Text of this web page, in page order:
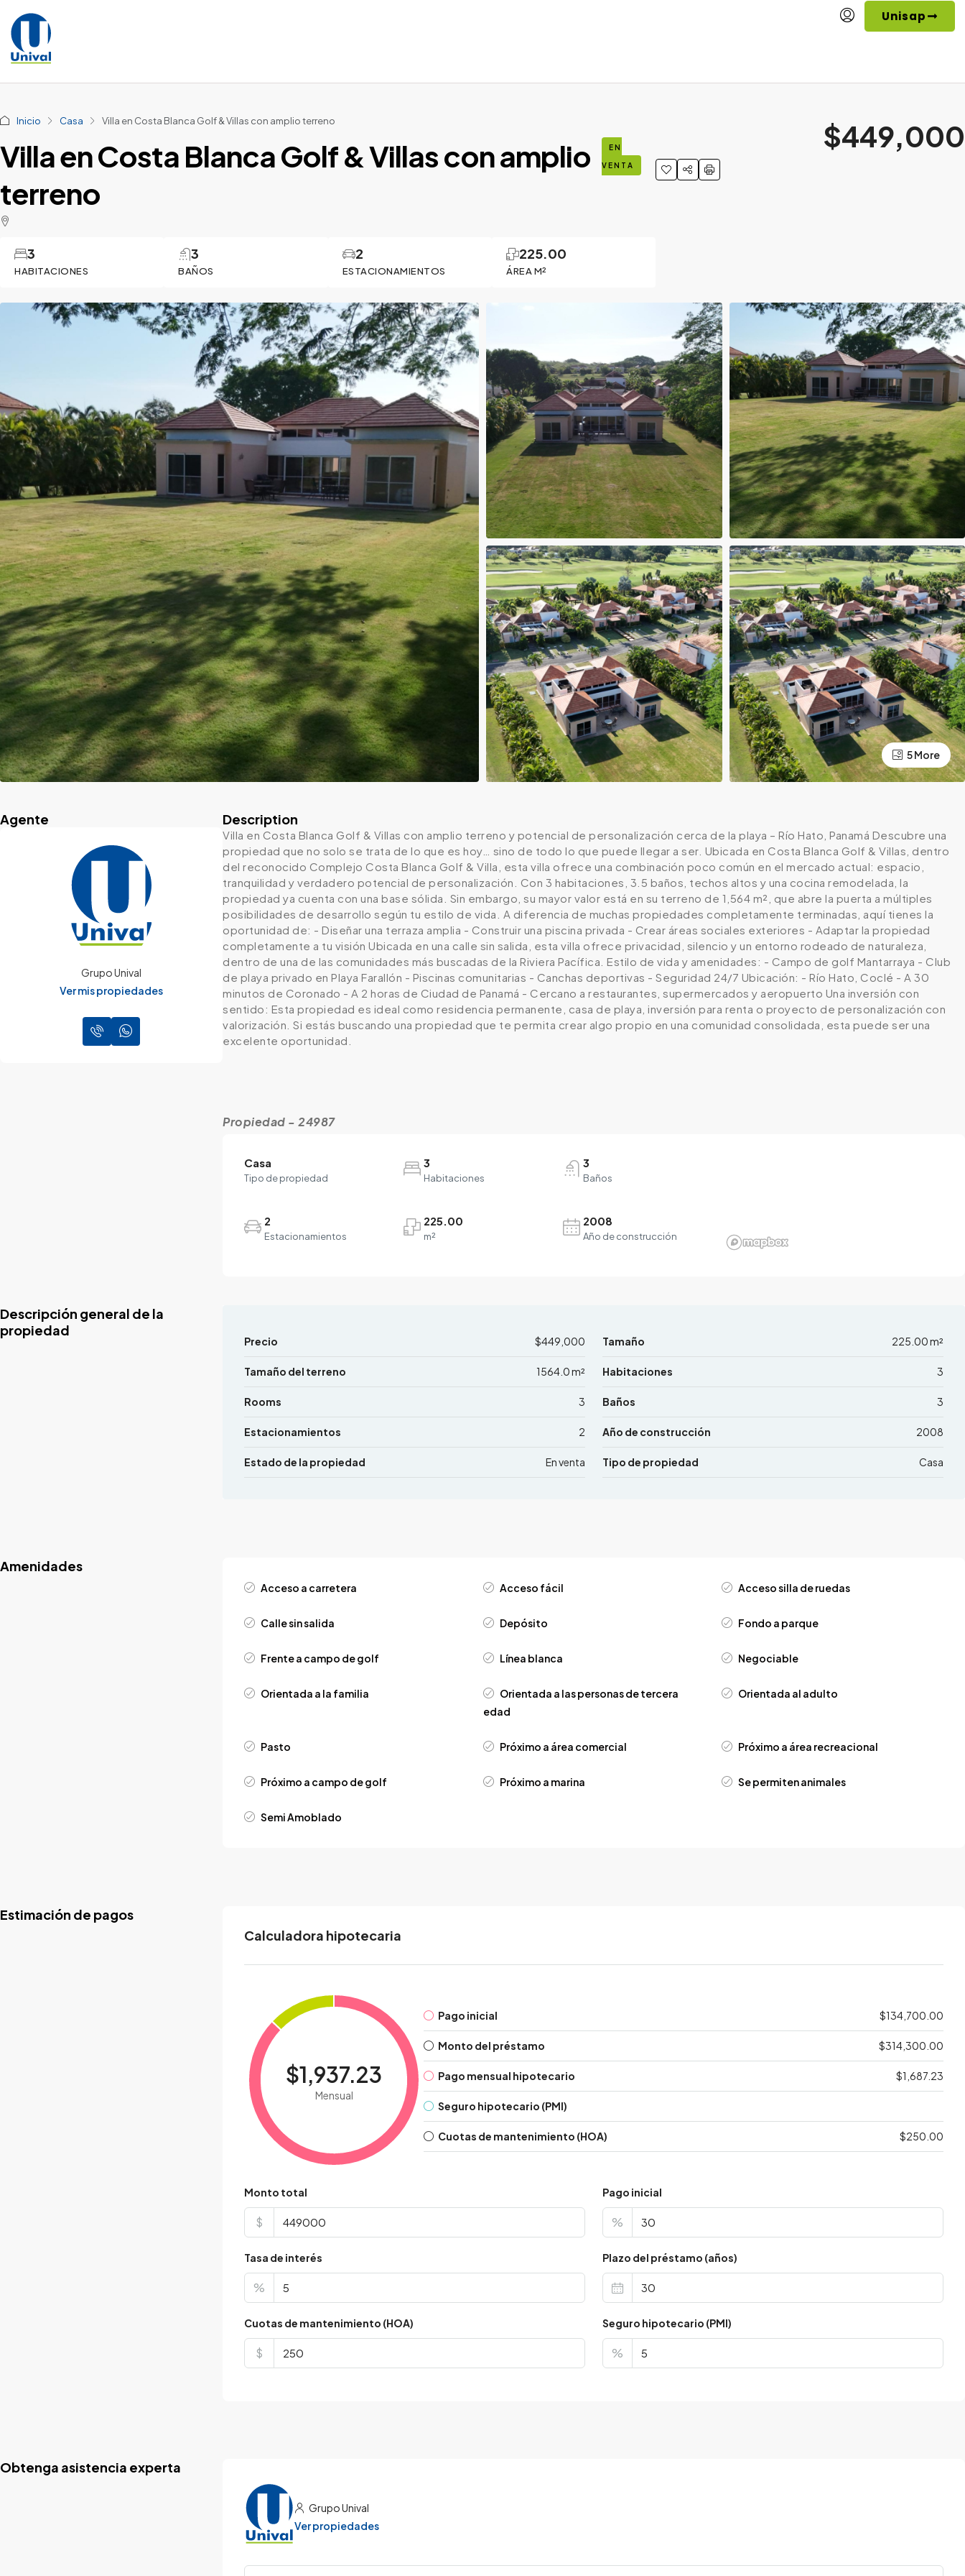
Unisap
Inicio Casa Villa en Costa Blanca Golf & Villas con amplio terreno
Villa en Costa Blanca Golf & Villas con amplio
terreno
EN
VENTA
HABITACIONES
3
BAÑOS
3
ESTACIONAMIENTOS
2
ÁREA M²
225.00
$449,000
5 More
Agente
Grupo Unival
Ver mis propiedades
Description
Villa en Costa Blanca Golf & Villas con amplio terreno y potencial de personalización cerca de la playa – Río Hato, Panamá Descubre una
propiedad que no solo se trata de lo que es hoy… sino de todo lo que puede llegar a ser. Ubicada en Costa Blanca Golf & Villas, dentro
del reconocido Complejo Costa Blanca Golf & Villa, esta villa ofrece una combinación poco común en el mercado actual: espacio,
tranquilidad y verdadero potencial de personalización. Con 3 habitaciones, 3.5 baños, techos altos y una cocina remodelada, la
propiedad ya cuenta con una base sólida. Sin embargo, su mayor valor está en su terreno de 1,564 m², que abre la puerta a múltiples
posibilidades de desarrollo según tu estilo de vida. A diferencia de muchas propiedades completamente terminadas, aquí tienes la
oportunidad de: - Diseñar una terraza amplia - Construir una piscina privada - Crear áreas sociales exteriores - Adaptar la propiedad
completamente a tu visión Ubicada en una calle sin salida, esta villa ofrece privacidad, silencio y un entorno rodeado de naturaleza,
dentro de una de las comunidades más buscadas de la Riviera Pacífica. Estilo de vida y amenidades: - Campo de golf Mantarraya - Club
de playa privado en Playa Farallón - Piscinas comunitarias - Canchas deportivas - Seguridad 24/7 Ubicación: - Río Hato, Coclé - A 30
minutos de Coronado - A 2 horas de Ciudad de Panamá - Cercano a restaurantes, supermercados y aeropuerto Una inversión con
sentido: Esta propiedad es ideal como residencia permanente, casa de playa, inversión para renta o proyecto de personalización con
valorización. Si estás buscando una propiedad que te permita crear algo propio en una comunidad consolidada, esta puede ser una
excelente oportunidad.
Propiedad - 24987
Casa
Tipo de propiedad
3
Habitaciones
3
Baños
2
Estacionamientos
225.00
m²
2008
Año de construcción
Descripción general de la
propiedad
Precio $449,000 Tamaño 225.00 m²
Tamaño del terreno 1564.0 m² Habitaciones 3
Rooms 3 Baños 3
Estacionamientos 2 Año de construcción 2008
Estado de la propiedad En venta Tipo de propiedad Casa
Amenidades
Acceso a carretera Acceso fácil Acceso silla de ruedas
Calle sin salida Depósito Fondo a parque
Frente a campo de golf Línea blanca Negociable
Orientada a la familia
Orientada a las personas de tercera
edad
Orientada al adulto
Pasto Próximo a área comercial Próximo a área recreacional
Próximo a campo de golf Próximo a marina Se permiten animales
Semi Amoblado
Estimación de pagos
Calculadora hipotecaria
$1,937.23
Mensual
Pago inicial $134,700.00
Monto del préstamo $314,300.00
Pago mensual hipotecario $1,687.23
Seguro hipotecario (PMI)
Cuotas de mantenimiento (HOA) $250.00
Monto total
$
Pago inicial
%
Tasa de interés
%
Plazo del préstamo (años)
Cuotas de mantenimiento (HOA)
$
Seguro hipotecario (PMI)
%
Obtenga asistencia experta
Grupo Unival
Ver propiedades